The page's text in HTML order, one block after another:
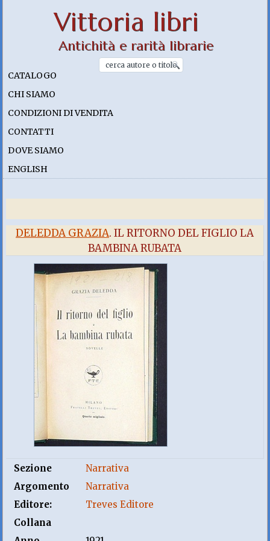
Vittoria libri
Antichità e rarità librarie
CATALOGO
CHI SIAMO
CONDIZIONI DI VENDITA
CONTATTI
DOVE SIAMO
ENGLISH
DELEDDA GRAZIA. IL RITORNO DEL FIGLIO LA
BAMBINA RUBATA
Sezione
Narrativa
Argomento
Narrativa
Editore:
Treves Editore
Collana